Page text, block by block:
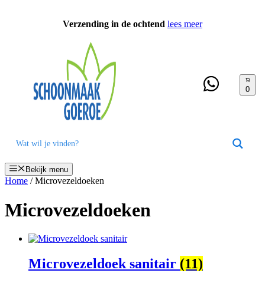
Verzending in de ochtend lees meer
0
Bekijk menu
Home / Microvezeldoeken
Microvezeldoeken
Microvezeldoek sanitair (11)